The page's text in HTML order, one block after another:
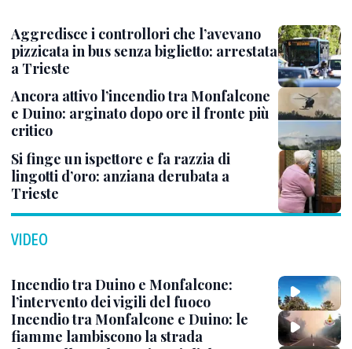
Aggredisce i controllori che l’avevano
pizzicata in bus senza biglietto: arrestata
a Trieste
Ancora attivo l’incendio tra Monfalcone
e Duino: arginato dopo ore il fronte più
critico
Si finge un ispettore e fa razzia di
lingotti d’oro: anziana derubata a
Trieste
VIDEO
Incendio tra Duino e Monfalcone:
l’intervento dei vigili del fuoco
Incendio tra Monfalcone e Duino: le
fiamme lambiscono la strada